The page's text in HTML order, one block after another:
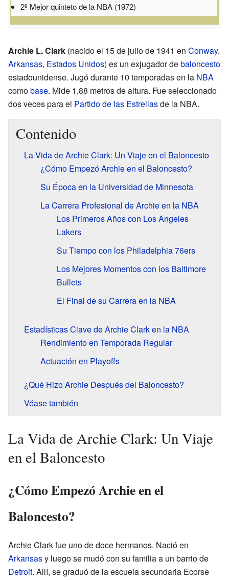
2º Mejor quinteto de la NBA (1972)
Archie L. Clark (nacido el 15 de julio de 1941 en Conway,
Arkansas, Estados Unidos) es un exjugador debaloncesto
estadounidense. Jugó durante 10 temporadas en la NBA
comobase. Mide 1,88 metros de altura. Fue seleccionado
dos veces para el Partido de las Estrellasde la NBA.
Contenido
La Vida de Archie Clark: Un Viaje en el Baloncesto
¿Cómo Empezó Archie en el Baloncesto?
Su Época en la Universidad de Minnesota
La Carrera Profesional de Archie en la NBA
Los Primeros Años con Los Angeles
Lakers
Su Tiempo con los Philadelphia 76ers
Los Mejores Momentos con los Baltimore
Bullets
El Final de su Carrera en la NBA
Estadísticas Clave de Archie Clark en la NBA
Rendimiento en Temporada Regular
Actuación en Playoffs
¿Qué Hizo Archie Después del Baloncesto?
Véase también
La Vida de Archie Clark: Un Viaje
en el Baloncesto
¿Cómo Empezó Archie en el
Baloncesto?
Archie Clark fue uno de doce hermanos. Nació en
Arkansasy luego se mudó con su familia a un barrio de
Detroit. Allí, se graduó de la escuela secundaria Ecorse